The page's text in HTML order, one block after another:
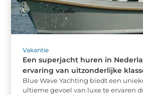
Vakantie
Een superjacht huren in
ervaring van uitzonderlijke
Blue Wave Yachting biedt een
ultieme gevoel van luxe te ervaren